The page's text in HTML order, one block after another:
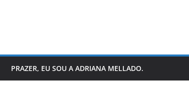
PRAZER, EU SOU A ADRIANA MELLADO.